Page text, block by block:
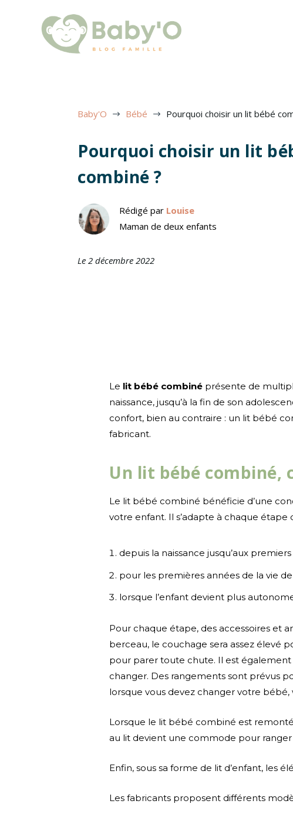
Baby'O $ Bébé $ Pourquoi choisir un lit bébé
Pourquoi choisir un lit
combiné ?
Rédigé par Louise
Maman de deux enfants
Le 2 décembre 2022
Le lit bébé combiné présente de
naissance, jusqu’à la fin de son
confort, bien au contraire : un lit bébé
fabricant.
Un lit bébé combiné,
Le lit bébé combiné bénéficie d’une
votre enfant. Il s’adapte à chaque étape
depuis la naissance jusqu’aux
pour les premières années de la vie
lorsque l’enfant devient plus
Pour chaque étape, des accessoires et
berceau, le couchage sera assez élevé
pour parer toute chute. Il est également
changer. Des rangements sont prévus
lorsque vous devez changer votre bébé,
Lorsque le lit bébé combiné est
au lit devient une commode pour
Enfin, sous sa forme de lit d’enfant, les
Les fabricants proposent différents